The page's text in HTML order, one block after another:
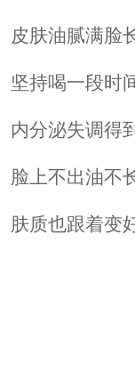
皮肤油腻满脸
坚持喝一段时
内分泌失调得
脸上不出油不
肤质也跟着变